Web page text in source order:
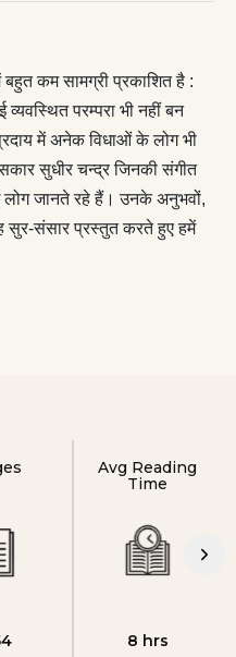
बहुत कम सामग्री प्रकाशित है :
परम्परा भी नहीं बन
में अनेक विधाओं के लोग भी
सुधीर चन्द्र जिनकी संगीत
जानते रहे हैं। उनके अनुभवों,
सुर-संसार प्रस्तुत करते हुए हमें
Avg Reading
Time
8 hrs